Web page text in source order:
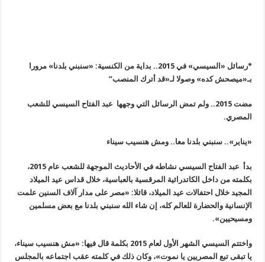
*رسائل «السيسي» في 2015.. بداية من الكنسية: «سنبني بلدنا» مرورا
بـ«ميصحش كده» وصولا لـ«قد أترك المنصب”
مضت 2015.. ولم تمض الرسائل التي وجهها عبد الفتاح السيسي للشعب
المصري.
«يناير».. سنبني بلدنا معا.. ومش هنسيب سيناء
بدأ
عبد الفتاح السيسي نشاطه في الأحاديث الموجهة للشعب عام 2015،
بكلمته من داخل الكاتدرائية المرقسية بالعباسية، خلال قداس عيد الميلاد
المجيد خلال احتفالات عيد الميلاد، قائلا: «مصر على مدار آلاف السنين علمت
الإنسانية والحضارة للعالم كله، إن شاء الله سنبني بلدنا مع بعض مسلمين
ومسيحيين».
واختتم السيسي الشهر الأول لعام 2015 بكلمة قال فيها: «مش هنسيب سيناء،
يا تبقى تبع المصريين يا نموت»، وكان ذلك في كلمته عقب اجتماعه بالمجلس